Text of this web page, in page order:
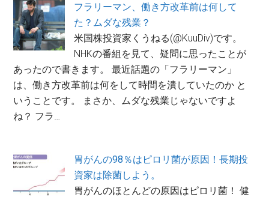
フラリーマン、働き方改革前は何して
た？ムダな残業？
米国株投資家くうねる(@KuuDiv)です。
NHKの番組を見て、疑問に思ったことが
あったので書きます。 最近話題の「フラリーマン」
は、働き方改革前は何をして時間を潰していたのか と
いうことです。 まさか、ムダな残業じゃないですよ
ね？ フラ…
胃がんの98％はピロリ菌が原因！長期投
資家は除菌しよう。
胃がんのほとんどの原因はピロリ菌！ 健